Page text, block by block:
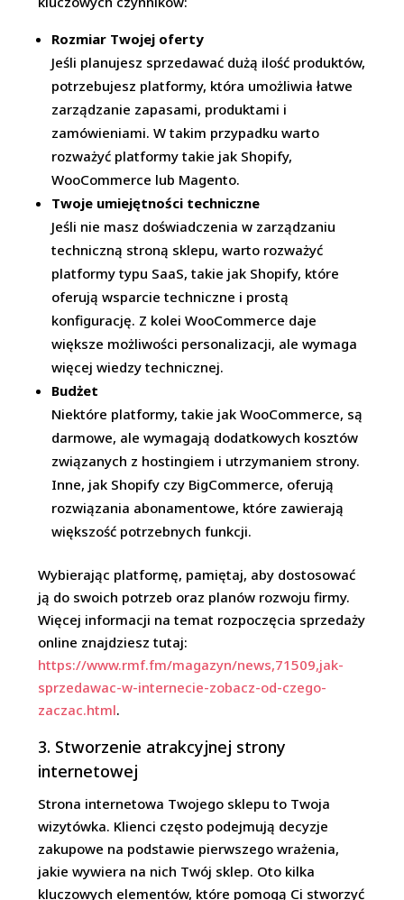
Rozmiar Twojej oferty
Jeśli planujesz sprzedawać dużą ilość produktów,
potrzebujesz platformy, która umożliwia łatwe
zarządzanie zapasami, produktami i
zamówieniami. W takim przypadku warto
rozważyć platformy takie jak Shopify,
WooCommerce lub Magento.
Twoje umiejętności techniczne
Jeśli nie masz doświadczenia w zarządzaniu
techniczną stroną sklepu, warto rozważyć
platformy typu SaaS, takie jak Shopify, które
oferują wsparcie techniczne i prostą
konfigurację. Z kolei WooCommerce daje
większe możliwości personalizacji, ale wymaga
więcej wiedzy technicznej.
Budżet
Niektóre platformy, takie jak WooCommerce, są
darmowe, ale wymagają dodatkowych kosztów
związanych z hostingiem i utrzymaniem strony.
Inne, jak Shopify czy BigCommerce, oferują
rozwiązania abonamentowe, które zawierają
większość potrzebnych funkcji.
Wybierając platformę, pamiętaj, aby dostosować
ją do swoich potrzeb oraz planów rozwoju firmy.
Więcej informacji na temat rozpoczęcia sprzedaży
online znajdziesz tutaj:
https://www.rmf.fm/magazyn/news,71509,jak-
sprzedawac-w-internecie-zobacz-od-czego-
zaczac.html.
3. Stworzenie atrakcyjnej strony
internetowej
Strona internetowa Twojego sklepu to Twoja
wizytówka. Klienci często podejmują decyzje
zakupowe na podstawie pierwszego wrażenia,
jakie wywiera na nich Twój sklep. Oto kilka
kluczowych elementów, które pomogą Ci stworzyć